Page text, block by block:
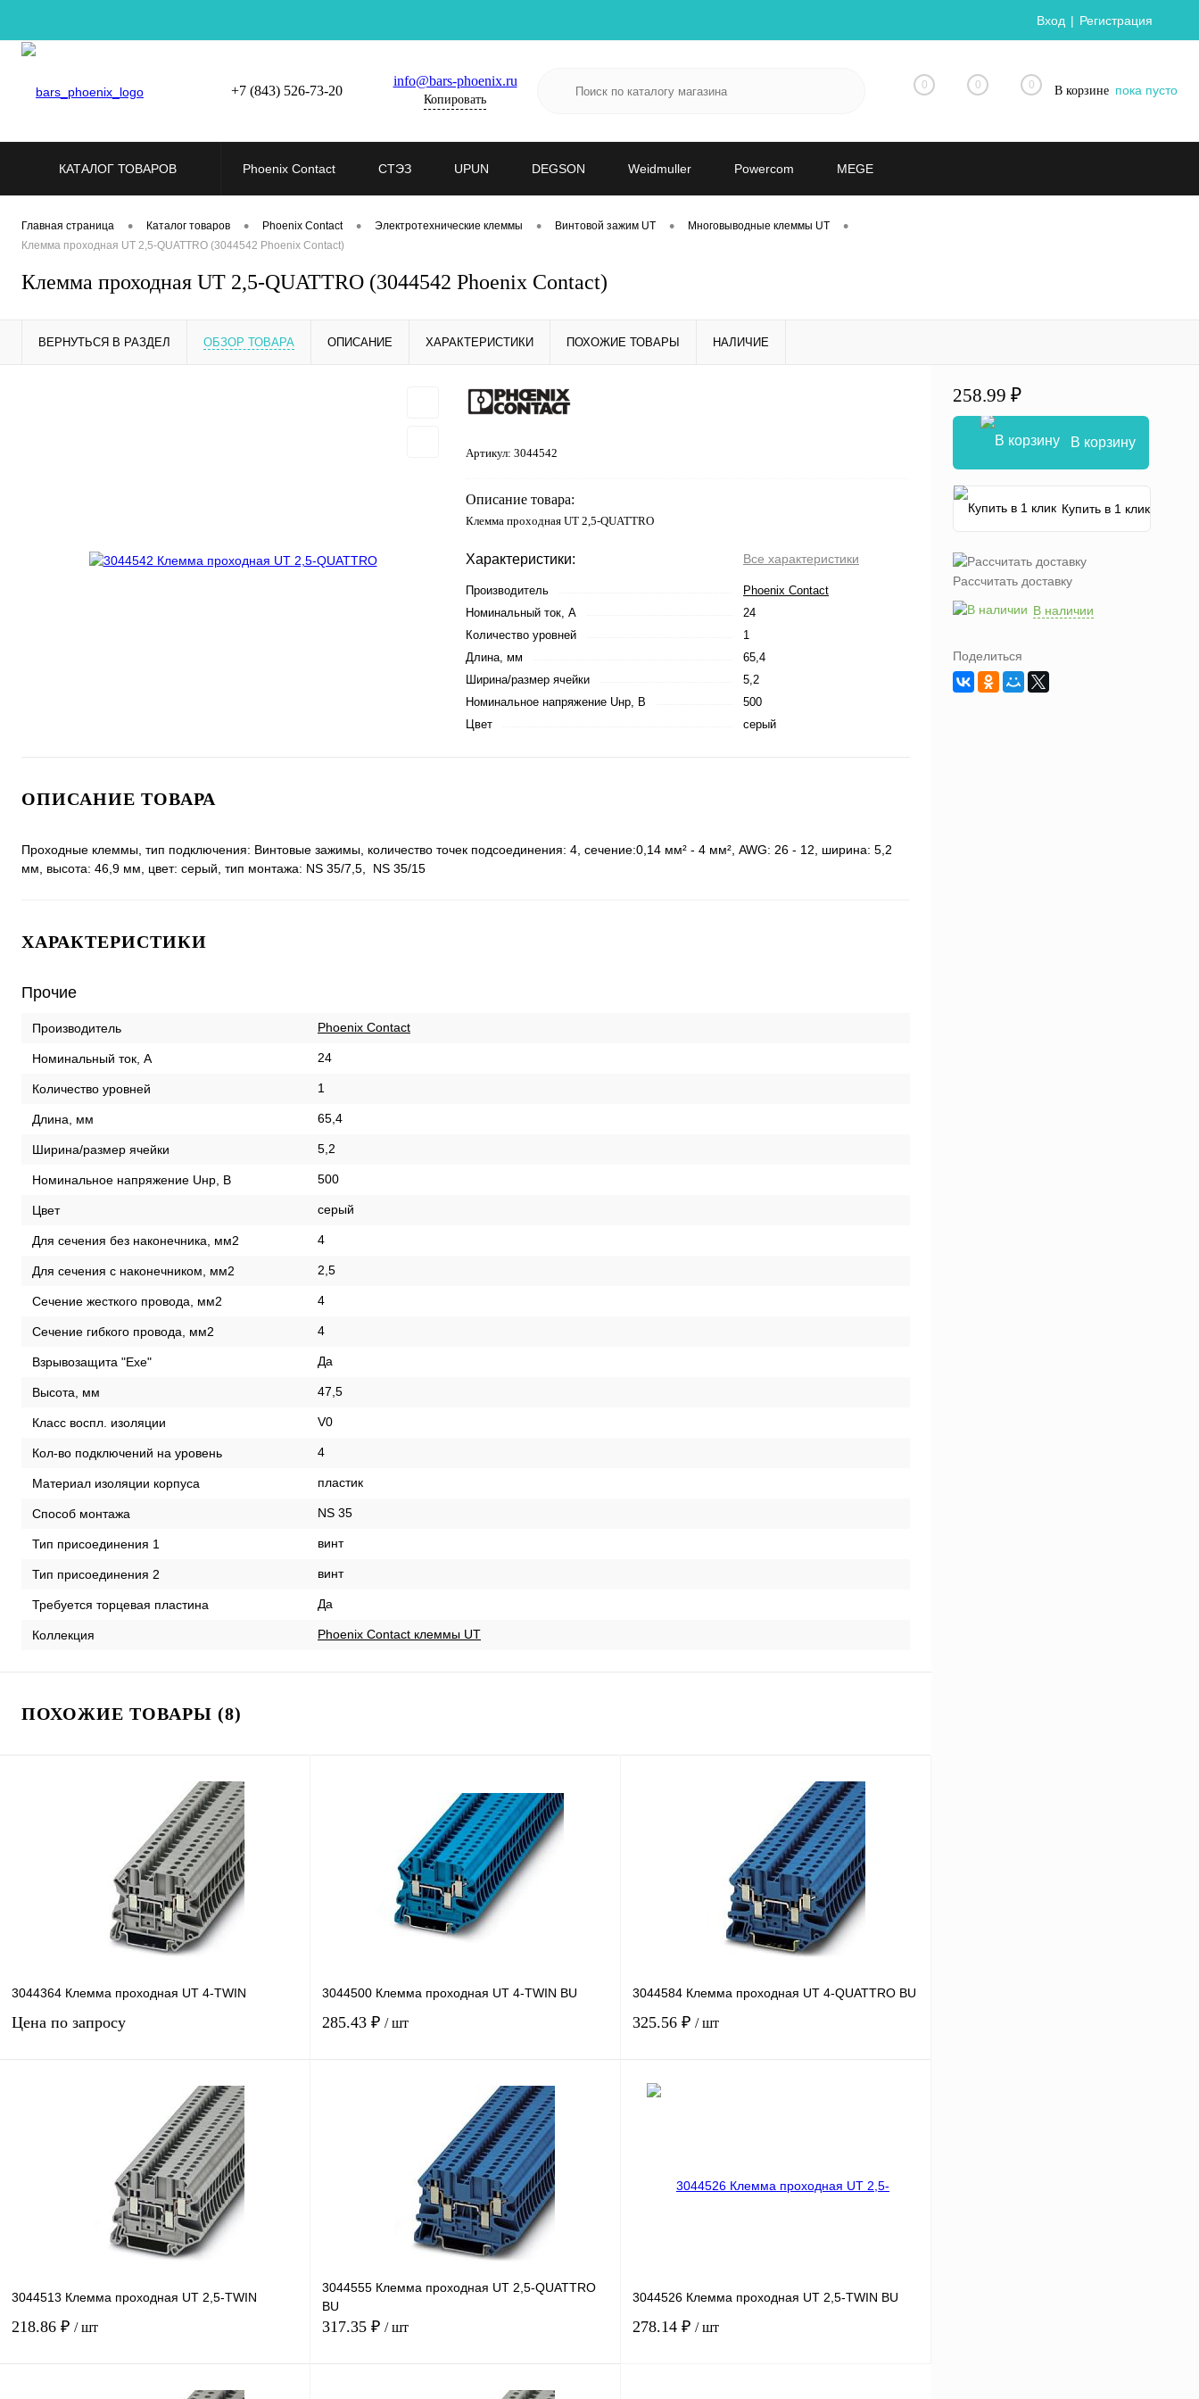
Вход Регистрация
+7 (843) 526-73-20
info@bars-phoenix.ru
Копировать
0 0 0 В корзине пока пусто
КАТАЛОГ ТОВАРОВ Phoenix Contact СТЭЗ UPUN DEGSON Weidmuller Powercom MEGE
Главная страница • Каталог товаров • Phoenix Contact • Электротехнические клеммы • Винтовой зажим UT • Многовыводные клеммы UT •
Клемма проходная UT 2,5-QUATTRO (3044542 Phoenix Contact)
Клемма проходная UT 2,5-QUATTRO (3044542 Phoenix Contact)
ВЕРНУТЬСЯ В РАЗДЕЛ ОБЗОР ТОВАРА ОПИСАНИЕ ХАРАКТЕРИСТИКИ ПОХОЖИЕ ТОВАРЫ НАЛИЧИЕ
Артикул: 3044542
Описание товара:
Клемма проходная UT 2,5-QUATTRO
Характеристики: Все характеристики
Производитель
Phoenix Contact
Номинальный ток, А
24
Количество уровней
1
Длина, мм
65,4
Ширина/размер ячейки
5,2
Номинальное напряжение Uнр, В
500
Цвет
серый
ОПИСАНИЕ ТОВАРА
Проходные клеммы, тип подключения: Винтовые зажимы, количество точек подсоединения: 4, cечение:0,14 мм² - 4 мм², AWG: 26 - 12, ширина: 5,2
мм, высота: 46,9 мм, цвет: cерый, тип монтажа: NS 35/7,5, NS 35/15
ХАРАКТЕРИСТИКИ
Прочие
Производитель Phoenix Contact
Номинальный ток, А 24
Количество уровней 1
Длина, мм 65,4
Ширина/размер ячейки 5,2
Номинальное напряжение Uнр, В 500
Цвет серый
Для сечения без наконечника, мм2 4
Для сечения с наконечником, мм2 2,5
Сечение жесткого провода, мм2 4
Сечение гибкого провода, мм2 4
Взрывозащита "Exe" Да
Высота, мм 47,5
Класс воспл. изоляции V0
Кол-во подключений на уровень 4
Материал изоляции корпуса пластик
Способ монтажа NS 35
Тип присоединения 1 винт
Тип присоединения 2 винт
Требуется торцевая пластина Да
Коллекция Phoenix Contact клеммы UT
ПОХОЖИЕ ТОВАРЫ (8)
3044364 Клемма проходная UT 4-TWIN
Цена по запросу
Запросить цену
Сравнение
Под заказ
3044500 Клемма проходная UT 4-TWIN BU
285.43 ₽ / шт
В корзину
Сравнение
Под заказ
3044584 Клемма проходная UT 4-QUATTRO BU
325.56 ₽ / шт
наличии
3044513 Клемма проходная UT 2,5-TWIN
218.86 ₽ / шт
3044555 Клемма проходная UT 2,5-QUATTRO
BU
317.35 ₽ / шт
3044526 Клемма проходная UT 2,5-TWIN BU
278.14 ₽ / шт
258.99 ₽
В корзину
Купить в 1 клик
Рассчитать доставку
В наличии
Поделиться